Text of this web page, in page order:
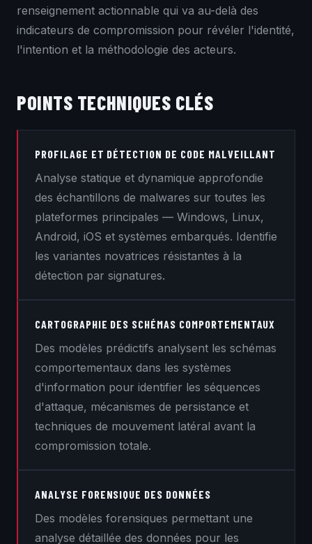
renseignement actionnable qui va au-delà des
indicateurs de compromission pour révéler l'identité,
l'intention et la méthodologie des acteurs.
POINTS TECHNIQUES CLÉS
PROFILAGE ET DÉTECTION DE CODE MALVEILLANT
Analyse statique et dynamique approfondie
des échantillons de malwares sur toutes les
plateformes principales — Windows, Linux,
Android, iOS et systèmes embarqués. Identifie
les variantes novatrices résistantes à la
détection par signatures.
CARTOGRAPHIE DES SCHÉMAS COMPORTEMENTAUX
Des modèles prédictifs analysent les schémas
comportementaux dans les systèmes
d'information pour identifier les séquences
d'attaque, mécanismes de persistance et
techniques de mouvement latéral avant la
compromission totale.
ANALYSE FORENSIQUE DES DONNÉES
Des modèles forensiques permettant une
analyse détaillée des données pour les